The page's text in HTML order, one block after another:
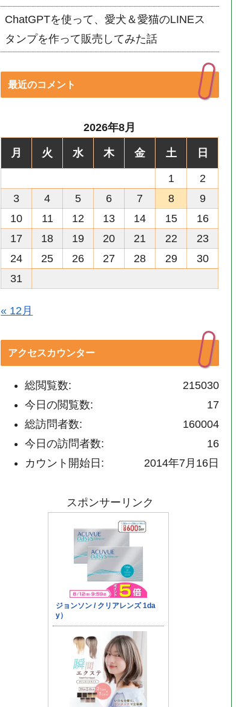
ChatGPTを使って、愛犬＆愛猫のLINEス
タンプを作って販売してみた話
最近のコメント
2026年8月
月 火 水 木 金 土 日
1
2
3
4 5 6 7 8
9
10
11 12 13 14 15
16
17
18 19 20 21 22
23
24
25 26 27 28 29
30
31
« 12月
アクセスカウンター
215030
総閲覧数:
17
今日の閲覧数:
160004
総訪問者数:
16
今日の訪問者数:
2014年7月16日
カウント開始日:
スポンサーリンク